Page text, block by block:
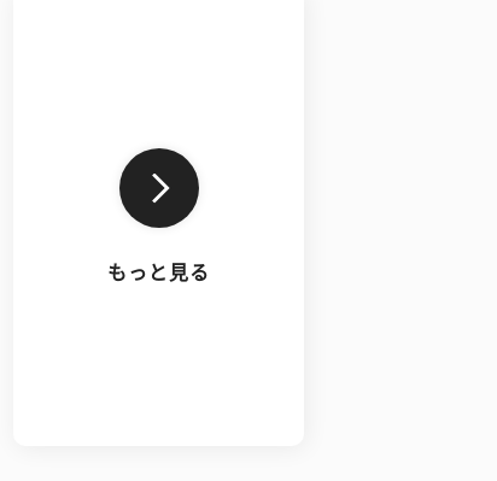
もっと見る